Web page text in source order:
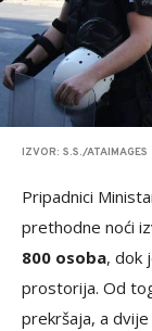
IZVOR: S.S./ATAIMAGES
Pripadnici
prethodne noći
800 osoba, dok
prostorija. Od
prekršaja, a